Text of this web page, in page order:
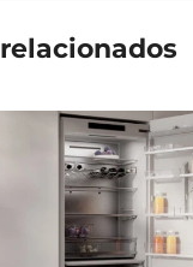
relacionados